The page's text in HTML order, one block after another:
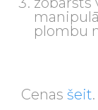
plombu
Cenas šeit.